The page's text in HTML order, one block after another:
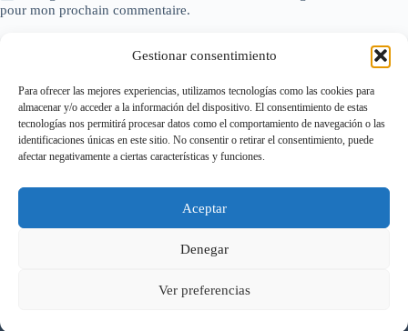
Gestionar consentimiento
Para ofrecer las mejores experiencias, utilizamos tecnologías como las cookies para
almacenar y/o acceder a la información del dispositivo. El consentimiento de estas
tecnologías nos permitirá procesar datos como el comportamiento de navegación o las
identificaciones únicas en este sitio. No consentir o retirar el consentimiento, puede
afectar negativamente a ciertas características y funciones.
Aceptar
Denegar
Ver preferencias
pour mon prochain commentaire.
Laisser un commentaire
Politique relative aux cookies
Politique de confidentialité
Conditions Générales d’Utilisation (CGU)
À propos de nous
FAQ – Foire aux questions